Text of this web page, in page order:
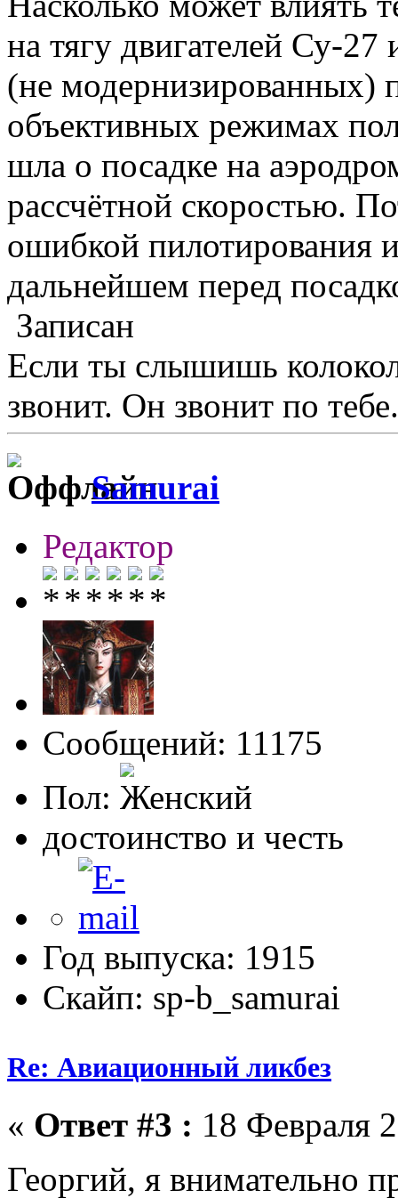
на тягу двигателей Су-
(не модернизированных)
объективных режимах
шла о посадке на
рассчётной скоростью.
ошибкой пилотирования
дальнейшем перед
Записан
Если ты слышишь
звонит. Он звонит по
Samurai
Редактор
Сообщений: 11175
Пол:
достоинство и честь
Год выпуска: 1915
Скайп: sp-b_samurai
Re: Авиационный ликбез
« Ответ #3 : 18 Февраля
Георгий, я внимательно